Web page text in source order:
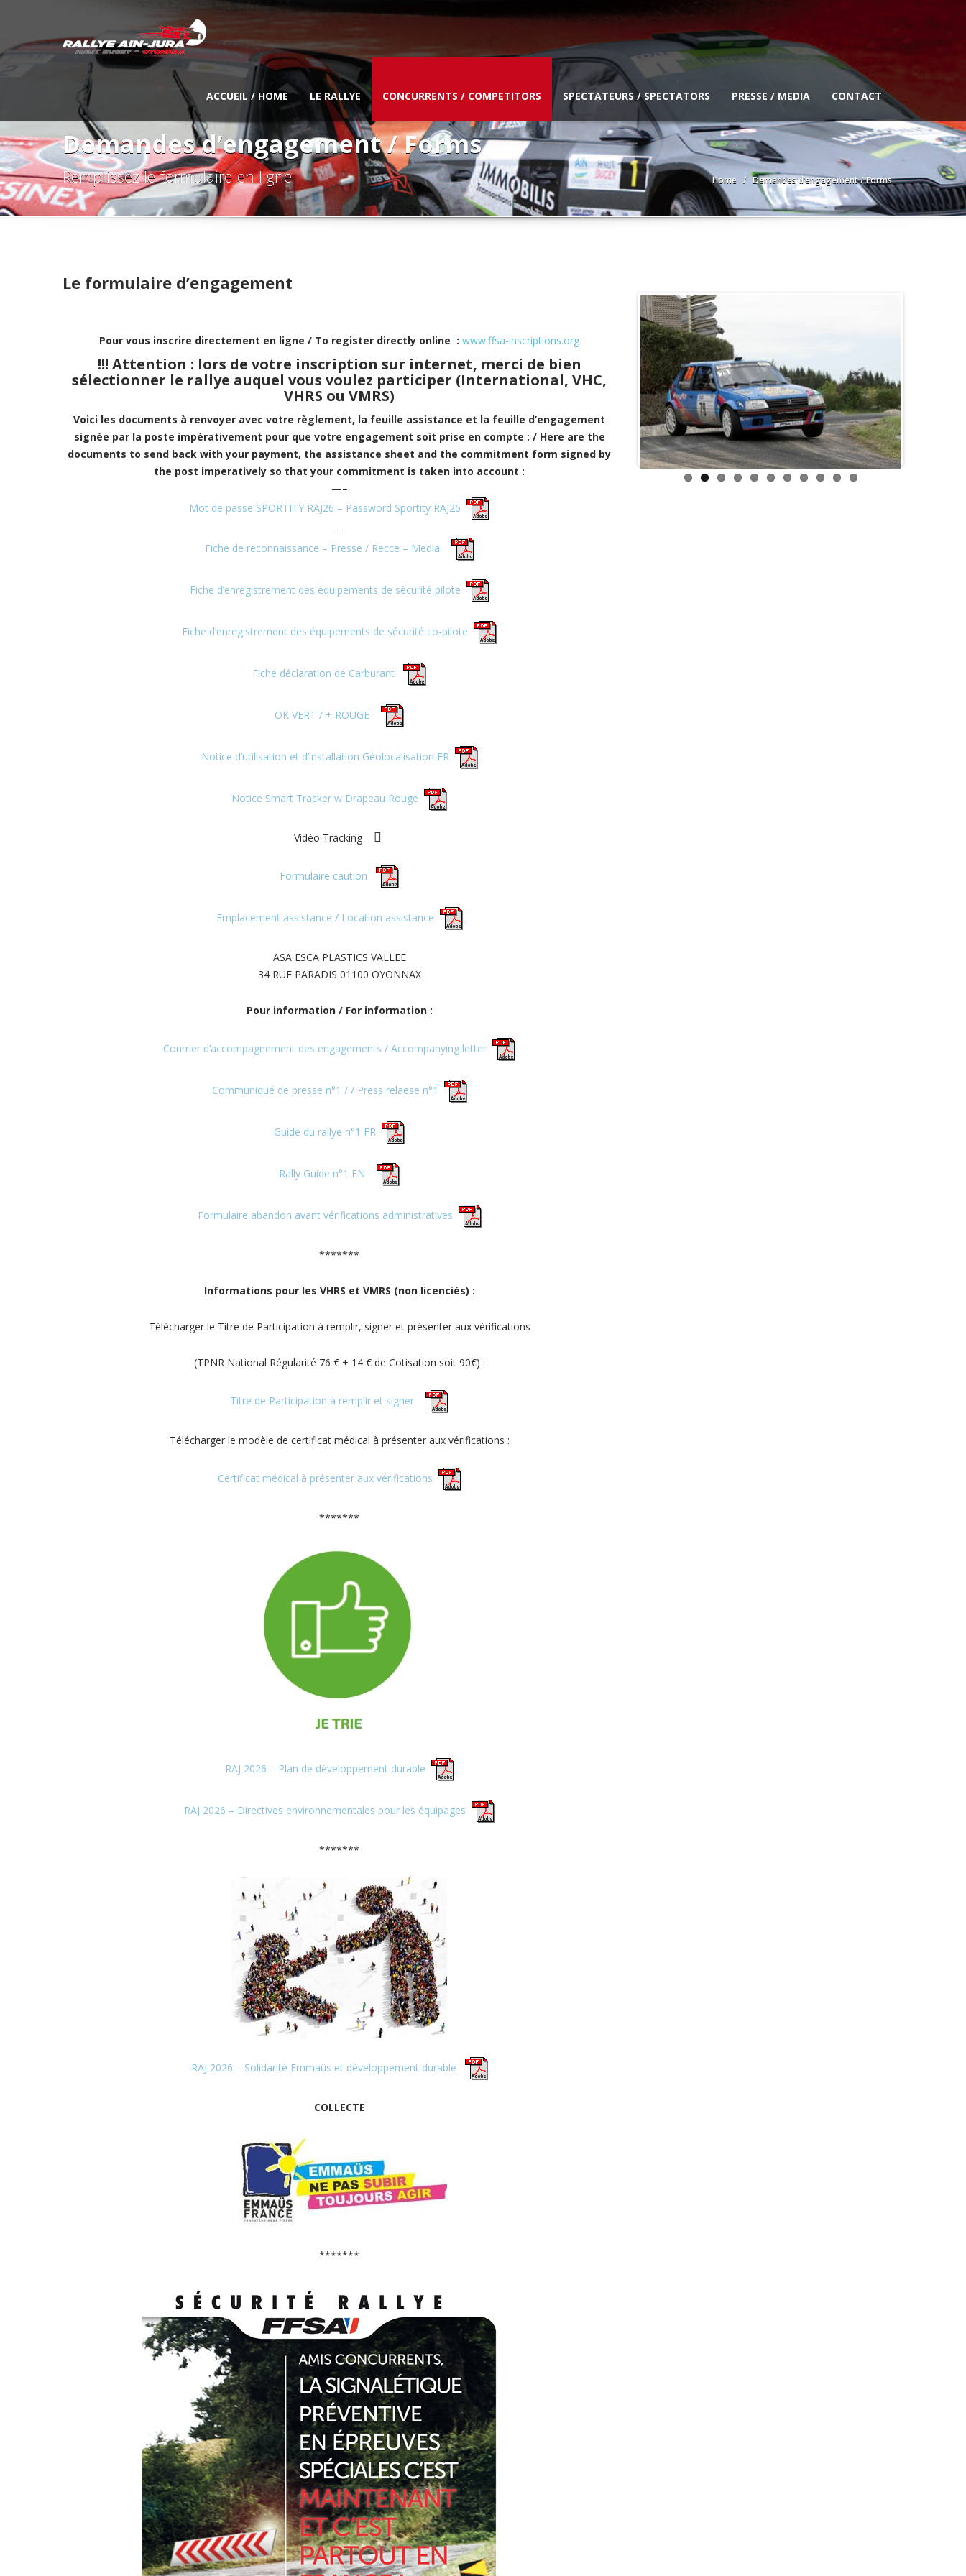
ACCUEIL / HOME LE RALLYE CONCURRENTS / COMPETITORS SPECTATEURS / SPECTATORS PRESSE / MEDIA CONTACT
Demandes d’engagement / Forms
Remplissez le formulaire en ligne Home Demandes d’engagement / Forms
Le formulaire d’engagement
Pour vous inscrire directement en ligne / To register directly online : www.ffsa-inscriptions.org
!!! Attention : lors de votre inscription sur internet, merci de bien
sélectionner le rallye auquel vous voulez participer (International, VHC,
VHRS ou VMRS)
Voici les documents à renvoyer avec votre règlement, la feuille assistance et la feuille d’engagement
signée par la poste impérativement pour que votre engagement soit prise en compte : / Here are the
documents to send back with your payment, the assistance sheet and the commitment form signed by
the post imperatively so that your commitment is taken into account :
—–
Mot de passe SPORTITY RAJ26 – Password Sportity RAJ26
–
Fiche de reconnaissance – Presse / Recce – Media
Fiche d’enregistrement des équipements de sécurité pilote
Fiche d’enregistrement des équipements de sécurité co-pilote
Fiche déclaration de Carburant
OK VERT / + ROUGE
Notice d’utilisation et d’installation Géolocalisation FR
Notice Smart Tracker w Drapeau Rouge
Vidéo Tracking
Formulaire caution
Emplacement assistance / Location assistance
ASA ESCA PLASTICS VALLEE
34 RUE PARADIS 01100 OYONNAX
Pour information / For information :
Courrier d’accompagnement des engagements / Accompanying letter
Communiqué de presse n°1 / / Press relaese n°1
Guide du rallye n°1 FR
Rally Guide n°1 EN
Formulaire abandon avant vérifications administratives
*******
Informations pour les VHRS et VMRS (non licenciés) :
Télécharger le Titre de Participation à remplir, signer et présenter aux vérifications
(TPNR National Régularité 76 € + 14 € de Cotisation soit 90€) :
Titre de Participation à remplir et signer
Télécharger le modèle de certificat médical à présenter aux vérifications :
Certificat médical à présenter aux vérifications
*******
RAJ 2026 – Plan de développement durable
RAJ 2026 – Directives environnementales pour les équipages
*******
RAJ 2026 – Solidarité Emmaüs et développement durable
COLLECTE
*******